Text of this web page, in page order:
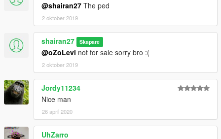
@shairan27 The ped
2 oktober 2019
shairan27 Skapare
@oZoLevi not for sale sorry bro :(
2 oktober 2019
Jordy11234
Nice man
26 april 2020
UhZarro